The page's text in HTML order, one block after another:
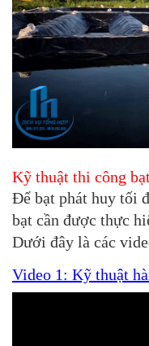
Kỹ thuật thi công
Để bạt phát huy tối
bạt cần được thực
Dưới đây là các
Video 1: Kỹ thuật